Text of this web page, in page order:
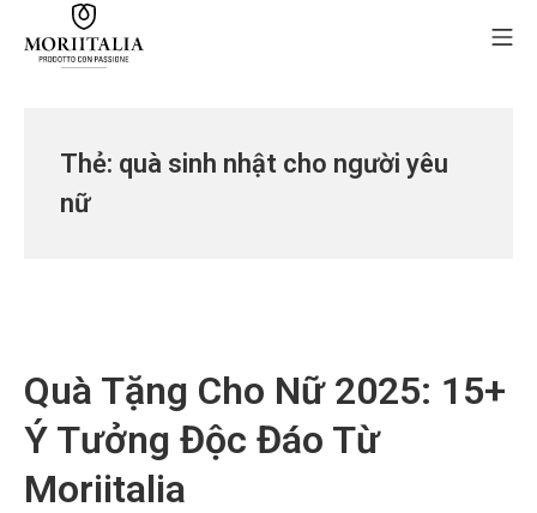
Thẻ: quà sinh nhật cho người yêu
nữ
Quà Tặng Cho Nữ 2025: 15+
Ý Tưởng Độc Đáo Từ
Moriitalia